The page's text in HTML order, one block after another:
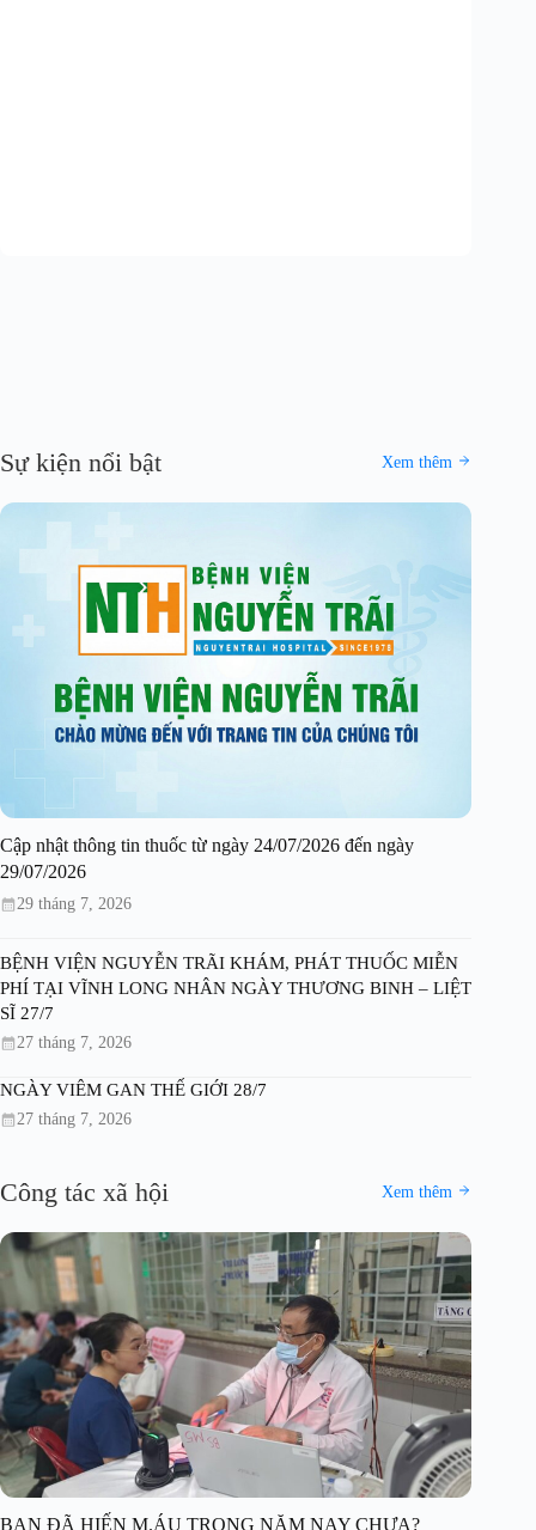
Sự kiện nổi bật Xem thêm
Cập nhật thông tin thuốc từ ngày 24/07/2026 đến ngày
29/07/2026
29 tháng 7, 2026
BỆNH VIỆN NGUYỄN TRÃI KHÁM, PHÁT THUỐC MIỄN
PHÍ TẠI VĨNH LONG NHÂN NGÀY THƯƠNG BINH – LIỆT
SĨ 27/7
27 tháng 7, 2026
NGÀY VIÊM GAN THẾ GIỚI 28/7
27 tháng 7, 2026
Công tác xã hội Xem thêm
BẠN ĐÃ HIẾN M.ÁU TRONG NĂM NAY CHƯA?